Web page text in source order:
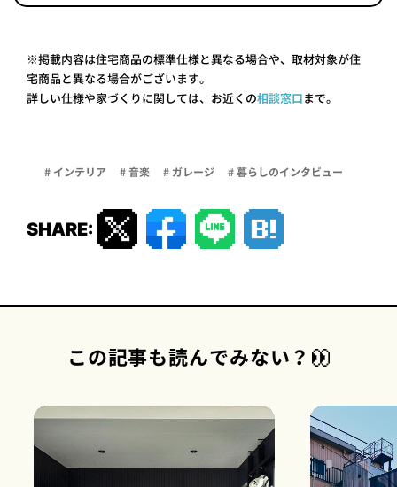
※掲載内容は住宅商品の標準仕様と異なる場合や、取材対象が住
宅商品と異なる場合がございます。
詳しい仕様や家づくりに関しては、お近くの相談窓口まで。
# インテリア # 音楽 # ガレージ # 暮らしのインタビュー
SHARE:
この記事も読んでみない？